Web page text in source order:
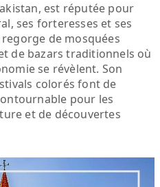
est réputée pour
ses forteresses et ses
de mosquées
de bazars traditionnels où
se révèlent. Son
colorés font de
pour les
et de découvertes